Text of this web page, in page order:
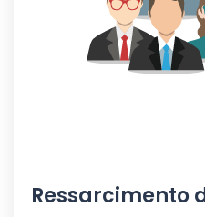
Ressarcimento